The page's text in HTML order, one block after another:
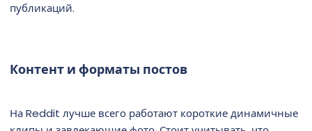
публикаций.
Контент и форматы постов
На Reddit лучше всего работают короткие динамичные